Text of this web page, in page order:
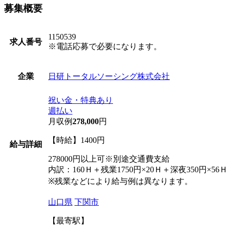
募集概要
求人番号
1150539
※電話応募で必要になります。
企業 日研トータルソーシング株式会社
給与詳細
祝い金・特典あり
週払い
月収例278,000円
【時給】1400円
278000円以上可※別途交通費支給
内訳：160Ｈ＋残業1750円×20Ｈ＋深夜350円×56Ｈ
※残業などにより給与例は異なります。
山口県 下関市
【最寄駅】